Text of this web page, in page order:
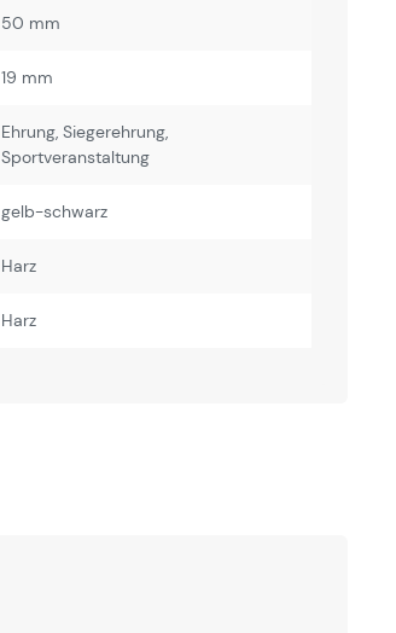
50 mm
19 mm
Ehrung, Siegerehrung,
Sportveranstaltung
gelb-schwarz
Harz
Harz